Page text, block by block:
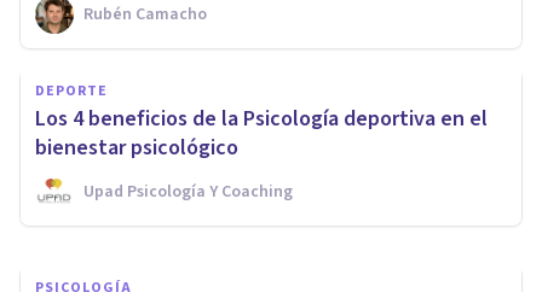
Rubén Camacho
DEPORTE
Los 4 beneficios de la Psicología deportiva en el
bienestar psicológico
Upad Psicología Y Coaching
PSICOLOGÍA
La indefensión aprendida:
ahondando en la psicología de
la víctima
César Ojeda
PSICOLOGÍA